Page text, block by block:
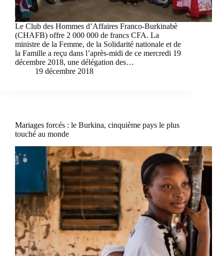
Le Club des Hommes d’Affaires Franco-Burkinabè
(CHAFB) offre 2 000 000 de francs CFA. La
ministre de la Femme, de la Solidarité nationale et de
la Famille a reçu dans l’après-midi de ce mercredi 19
décembre 2018, une délégation des…
19 décembre 2018
Mariages forcés : le Burkina, cinquième pays le plus
touché au monde